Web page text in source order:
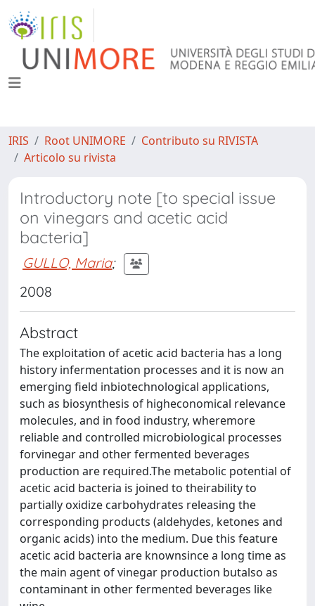
IRIS Root UNIMORE
Contributo su RIVISTA
Articolo su rivista
Introductory note [to special issue
on vinegars and acetic acid
bacteria]
GULLO, Maria;
2008
Abstract
The exploitation of acetic acid bacteria has a long
history infermentation processes and it is now an
emerging field inbiotechnological applications,
such as biosynthesis of higheconomical relevance
molecules, and in food industry, wheremore
reliable and controlled microbiological processes
forvinegar and other fermented beverages
production are required.The metabolic potential of
acetic acid bacteria is joined to theirability to
partially oxidize carbohydrates releasing the
corresponding products (aldehydes, ketones and
organic acids) into the medium. Due this feature
acetic acid bacteria are knownsince a long time as
the main agent of vinegar production butalso as
contaminant in other fermented beverages like